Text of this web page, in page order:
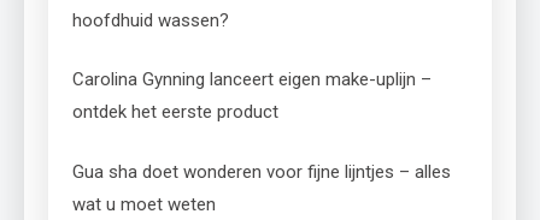
hoofdhuid wassen?
Carolina Gynning lanceert eigen make-uplijn –
ontdek het eerste product
Gua sha doet wonderen voor fijne lijntjes – alles
wat u moet weten